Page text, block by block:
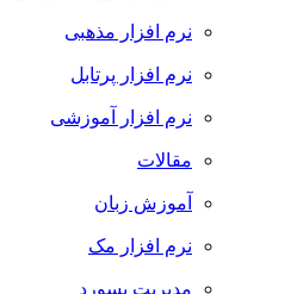
نرم افزار مذهبی
نرم افزار پرتابل
نرم افزار آموزشی
مقالات
آموزش زبان
نرم افزار مک
مدیریت پسورد